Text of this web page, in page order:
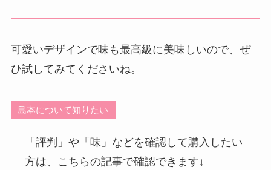
可愛いデザインで味も最高級に美味しいので、ぜ
ひ試してみてくださいね。
島本について知りたい
「評判」や「味」などを確認して購入したい
方は、こちらの記事で確認できます↓